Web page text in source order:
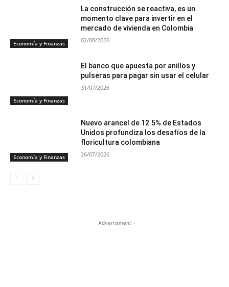
Economía y Finanzas
La construcción se reactiva, es un
momento clave para invertir en el
mercado de vivienda en Colombia
02/08/2026
Economía y Finanzas
El banco que apuesta por anillos y
pulseras para pagar sin usar el celular
31/07/2026
Economía y Finanzas
Nuevo arancel de 12.5% de Estados
Unidos profundiza los desafíos de la
floricultura colombiana
26/07/2026
- Advertisment -